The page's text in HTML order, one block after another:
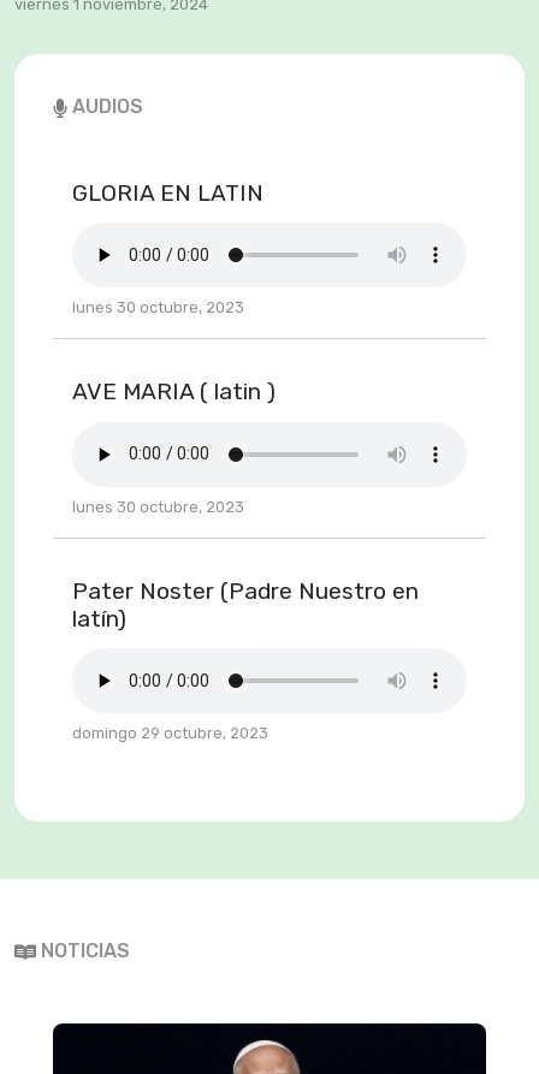
viernes 1 noviembre, 2024
AUDIOS
GLORIA EN LATIN
lunes 30 octubre, 2023
AVE MARIA ( latin )
lunes 30 octubre, 2023
Pater Noster (Padre Nuestro en
latín)
domingo 29 octubre, 2023
NOTICIAS